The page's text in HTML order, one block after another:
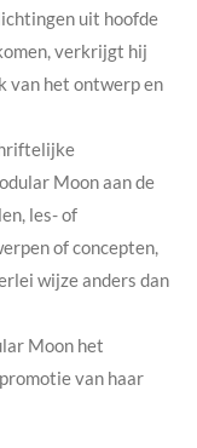
uit hoofde
verkrijgt hij
van het ontwerp en
Moon aan de
les- of
of concepten,
wijze anders dan
Moon het
van haar